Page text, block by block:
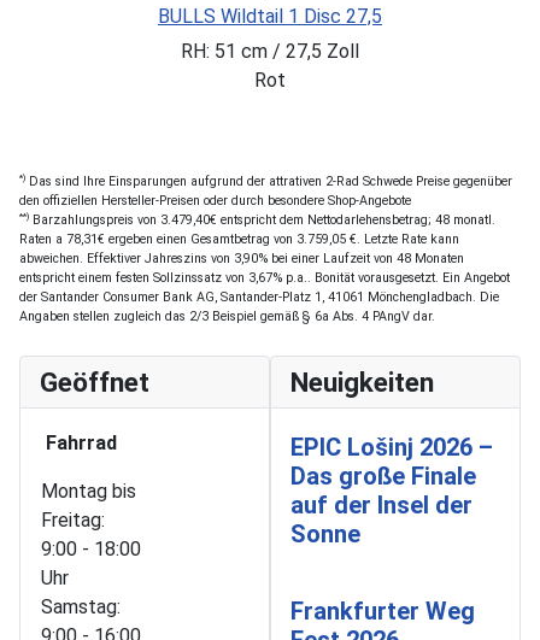
BULLS Wildtail 1 Disc 27,5
RH: 51 cm / 27,5 Zoll
Rot
*) Das sind Ihre Einsparungen aufgrund der attrativen 2-Rad Schwede Preise gegenüber
den offiziellen Hersteller-Preisen oder durch besondere Shop-Angebote
**) Barzahlungspreis von 3.479,40€ entspricht dem Nettodarlehensbetrag; 48 monatl.
Raten a 78,31€ ergeben einen Gesamtbetrag von 3.759,05 €. Letzte Rate kann
abweichen. Effektiver Jahreszins von 3,90% bei einer Laufzeit von 48 Monaten
entspricht einem festen Sollzinssatz von 3,67% p.a.. Bonität vorausgesetzt. Ein Angebot
der Santander Consumer Bank AG, Santander-Platz 1, 41061 Mönchengladbach. Die
Angaben stellen zugleich das 2/3 Beispiel gemäß § 6a Abs. 4 PAngV dar.
Geöffnet
Fahrrad
Montag bis
Freitag:
9:00 - 18:00
Uhr
Samstag:
Neuigkeiten
EPIC Lošinj 2026 –
Das große Finale
auf der Insel der
Sonne
Frankfurter Weg